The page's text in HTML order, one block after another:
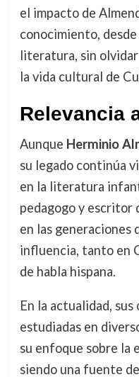
el impacto de
conocimiento,
literatura, sin
la vida cultural de
Relevancia
Aunque Herminio
su legado continúa
en la literatura
pedagogo y escritor
en las generaciones
influencia, tanto en
de habla hispana.
En la actualidad,
estudiadas en
su enfoque sobre la
siendo una fuente